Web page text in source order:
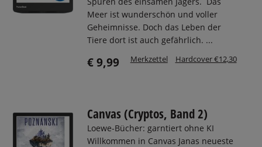
Meer ist wunderschön und voller
Geheimnisse. Doch das Leben der
Tiere dort ist auch gefährlich. ...
€ 9,99 Merkzettel Hardcover €12,30
Canvas (Cryptos, Band 2)
Loewe-Bücher: garntiert ohne KI
Willkommen in Canvas Janas neueste